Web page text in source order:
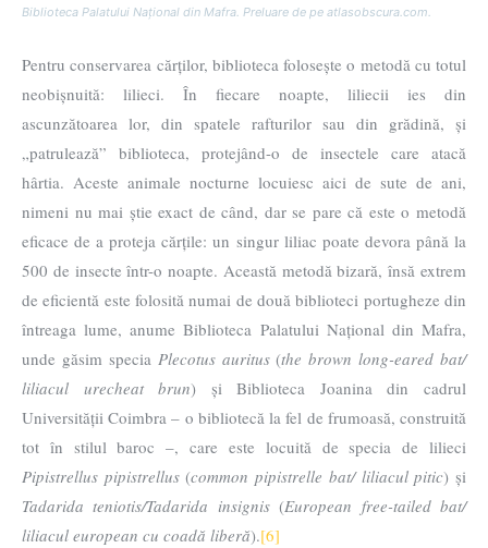
Biblioteca Palatului Național din Mafra. Preluare de pe atlasobscura.com.
Pentru conservarea cărților, biblioteca folosește o metodă cu totul
neobișnuită: lilieci. În fiecare noapte, liliecii ies din
ascunzătoarea lor, din spatele rafturilor sau din grădină, și
„patrulează” biblioteca, protejând-o de insectele care atacă
hârtia. Aceste animale nocturne locuiesc aici de sute de ani,
nimeni nu mai știe exact de când, dar se pare că este o metodă
eficace de a proteja cărțile: un singur liliac poate devora până la
500 de insecte într-o noapte. Această metodă bizară, însă extrem
de eficientă este folosită numai de două biblioteci portugheze din
întreaga lume, anume Biblioteca Palatului Național din Mafra,
unde găsim specia Plecotus auritus(the brown long-eared bat/
liliacul urecheat brun) și Biblioteca Joanina din cadrul
Universității Coimbra – o bibliotecă la fel de frumoasă, construită
tot în stilul baroc –, care este locuită de specia de lilieci
Pipistrellus pipistrellus(common pipistrelle bat/ liliacul pitic) și
Tadarida teniotis/Tadarida insignis(European free-tailed bat/
liliacul european cu coadă liberă).[6]